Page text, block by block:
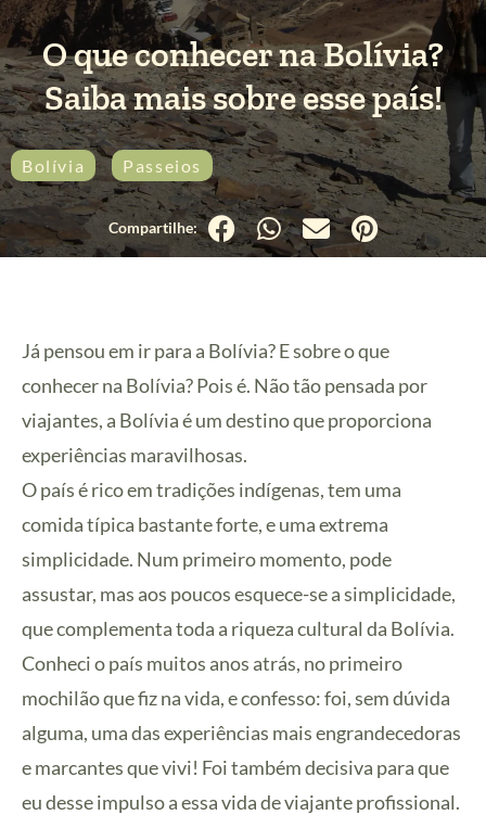
O que conhecer na Bolívia?
Saiba mais sobre esse país!
Bolívia Passeios
Já pensou em ir para a Bolívia? E sobre o que
conhecer na Bolívia? Pois é. Não tão pensada por
viajantes, a Bolívia é um destino que proporciona
experiências maravilhosas.
O país é rico em tradições indígenas, tem uma
comida típica bastante forte, e uma extrema
simplicidade. Num primeiro momento, pode
assustar, mas aos poucos esquece-se a simplicidade,
que complementa toda a riqueza cultural da Bolívia.
Conheci o país muitos anos atrás, no primeiro
mochilão que fiz na vida, e confesso: foi, sem dúvida
alguma, uma das experiências mais engrandecedoras
e marcantes que vivi! Foi também decisiva para que
eu desse impulso a essa vida de viajante profissional.